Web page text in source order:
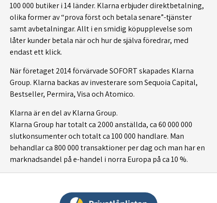
100 000 butiker i 14 länder. Klarna erbjuder direktbetalning,
olika former av “prova först och betala senare”-tjänster
samt avbetalningar. Allt i en smidig köpupplevelse som
låter kunder betala när och hur de själva föredrar, med
endast ett klick.
När företaget 2014 förvärvade SOFORT skapades Klarna
Group. Klarna backas av investerare som Sequoia Capital,
Bestseller, Permira, Visa och Atomico.
Klarna är en del av Klarna Group.
Klarna Group har totalt ca 2000 anställda, ca 60 000 000
slutkonsumenter och totalt ca 100 000 handlare. Man
behandlar ca 800 000 transaktioner per dag och man har en
marknadsandel på e-handel i norra Europa på ca 10 %.